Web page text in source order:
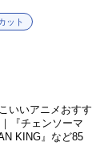
ット
いいアニメおすす
『チェンソーマ
KING』など85